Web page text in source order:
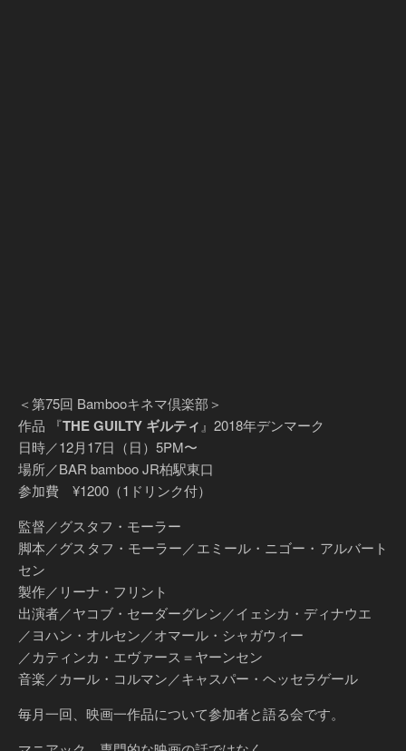
＜第75回 Bambooキネマ倶楽部＞
作品 『THE GUILTY ギルティ 』2018年デンマーク
日時／12月17日（日）5PM〜
場所／BAR bamboo JR柏駅東口
参加費 ¥1200（1ドリンク付）
監督／グスタフ・モーラー
脚本／グスタフ・モーラー／エミール・ニゴー・アルバート
セン
製作／リーナ・フリント
出演者／ヤコブ・セーダーグレン／イェシカ・ディナウエ
／ヨハン・オルセン／オマール・シャガウィー
／カティンカ・エヴァース＝ヤーンセン
音楽／カール・コルマン／キャスパー・ヘッセラゲール
毎月一回、映画一作品について参加者と語る会です。